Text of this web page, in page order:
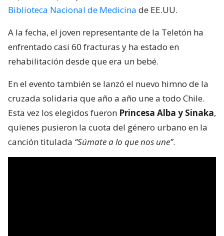
Biblioteca Nacional de Medicina de EE.UU.
A la fecha, el joven representante de la Teletón ha
enfrentado casi 60 fracturas y ha estado en
rehabilitación desde que era un bebé.
En el evento también se lanzó el nuevo himno de la
cruzada solidaria que año a año une a todo Chile.
Esta vez los elegidos fueron Princesa Alba y Sinaka,
quienes pusieron la cuota del género urbano en la
canción titulada “Súmate a lo que nos une”.